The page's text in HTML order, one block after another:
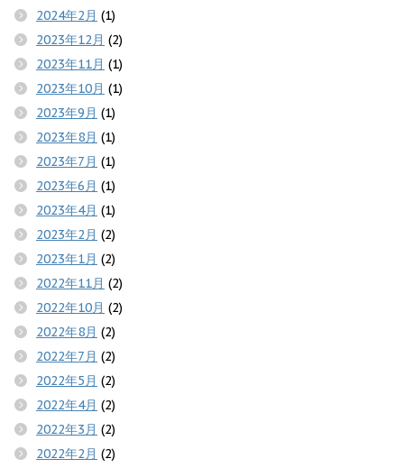
2024年2月 (1)
2023年12月 (2)
2023年11月 (1)
2023年10月 (1)
2023年9月 (1)
2023年8月 (1)
2023年7月 (1)
2023年6月 (1)
2023年4月 (1)
2023年2月 (2)
2023年1月 (2)
2022年11月 (2)
2022年10月 (2)
2022年8月 (2)
2022年7月 (2)
2022年5月 (2)
2022年4月 (2)
2022年3月 (2)
2022年2月 (2)